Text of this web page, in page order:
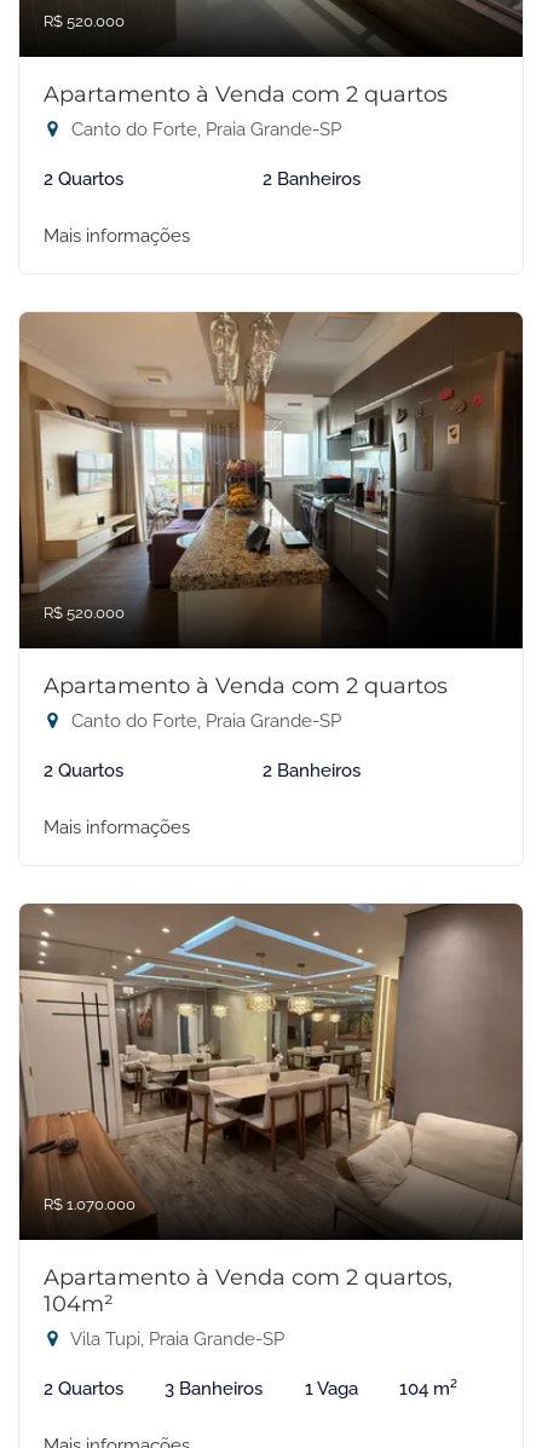
R$ 520.000
Apartamento à Venda com 2 quartos
Canto do Forte, Praia Grande-SP
2 Quartos 2 Banheiros
Mais informações
R$ 520.000
Apartamento à Venda com 2 quartos
Canto do Forte, Praia Grande-SP
2 Quartos 2 Banheiros
Mais informações
R$ 1.070.000
Apartamento à Venda com 2 quartos,
104m²
Vila Tupi, Praia Grande-SP
2 Quartos 3 Banheiros 1 Vaga 104 m²